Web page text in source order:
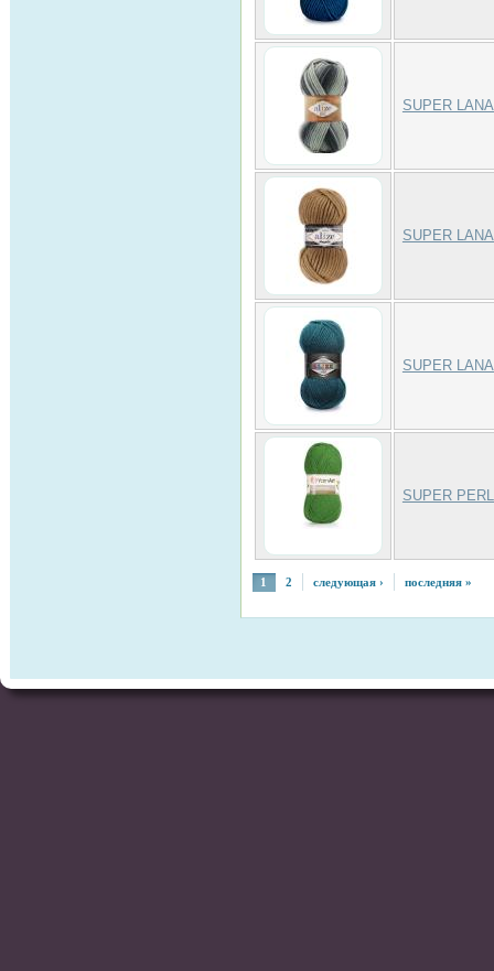
SUPER
SUPER
SUPER
SUPER
1 2 следующая › последняя »